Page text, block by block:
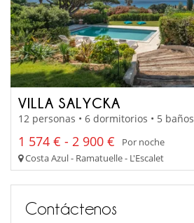
VILLA SALYCKA
12 personas • 6 dormitorios • 5 baños
1 574 € - 2 900 €
Por noche
Costa Azul - Ramatuelle - L'Escalet
Contáctenos